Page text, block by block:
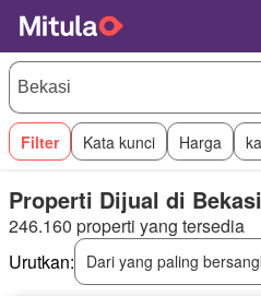
Filter Kata kunci Harga
Properti Dijual di Bekasi
246.160 properti yang tersedia
Urutkan:
Dari yang paling